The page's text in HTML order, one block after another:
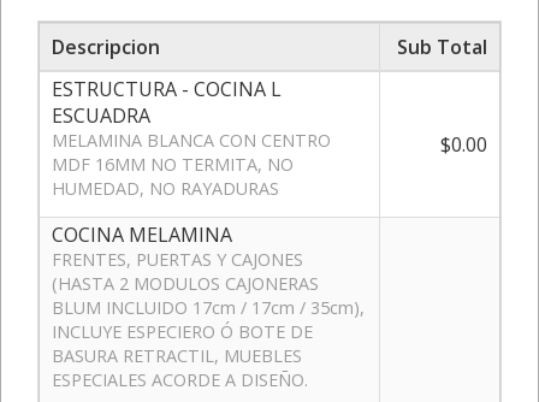
Descripcion
Sub Total
ESTRUCTURA - COCINA L
ESCUADRA
MELAMINA BLANCA CON CENTRO
MDF 16MM NO TERMITA, NO
HUMEDAD, NO RAYADURAS
$0.00
COCINA MELAMINA
FRENTES, PUERTAS Y CAJONES
(HASTA 2 MODULOS CAJONERAS
BLUM INCLUIDO 17cm / 17cm / 35cm),
INCLUYE ESPECIERO Ó BOTE DE
BASURA RETRACTIL, MUEBLES
ESPECIALES ACORDE A DISEÑO.